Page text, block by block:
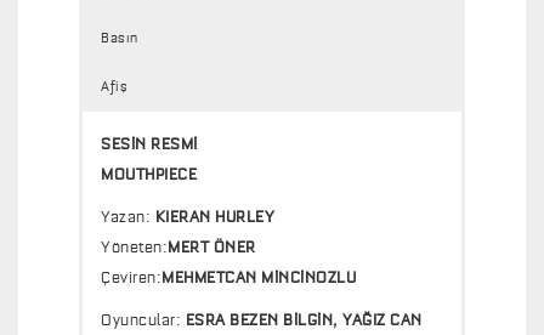
Basın
Afiş
SESİN RESMİ
MOUTHPIECE
Yazan: KIERAN HURLEY
Yöneten:MERT ÖNER
Çeviren:MEHMETCAN MİNCİNOZLU
Oyuncular: ESRA BEZEN BİLGİN, YAĞIZ CAN